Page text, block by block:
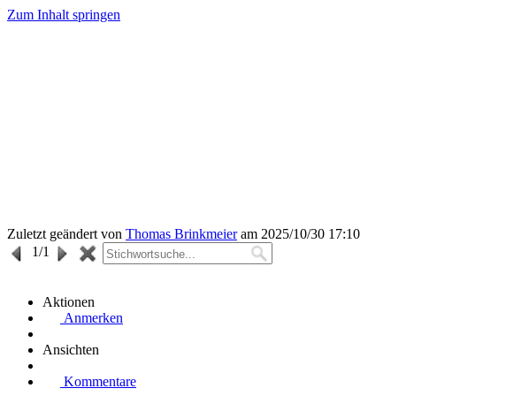
Zum Inhalt springen
Zuletzt geändert von Thomas Brinkmeieram 2025/10/30 17:10
1/1
Aktionen
Anmerken
Ansichten
Kommentare